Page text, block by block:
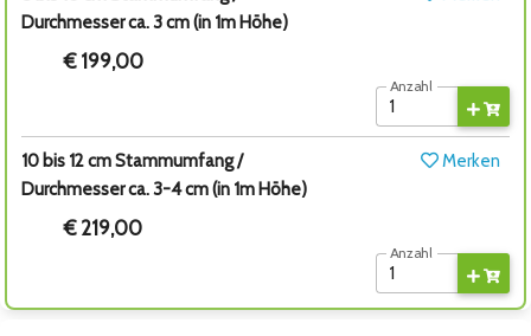
Durchmesser ca. 3 cm (in 1m Höhe)
€ 199,00
Anzahl
10 bis 12 cm Stammumfang /
Durchmesser ca. 3-4 cm (in 1m Höhe)
Merken
€ 219,00
Anzahl